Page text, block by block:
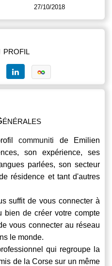
27/10/2018
profil
communiti de Emilien
son expérience, ses
parlées, son secteur
résidence et tant d'autres
suffit de vous connecter à
bien de créer votre compte
vous connecter au réseau
le monde.
qui regroupe la
de la Corse sur un même